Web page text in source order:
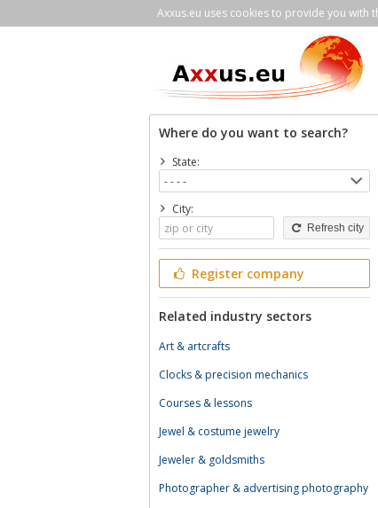
Axxus.eu uses cookies to provide you with
Where do you want to search?
State:
City:
Refresh city
Register company
Related industry sectors
Art & artcrafts
Clocks & precision mechanics
Courses & lessons
Jewel & costume jewelry
Jeweler & goldsmiths
Photographer & advertising photography